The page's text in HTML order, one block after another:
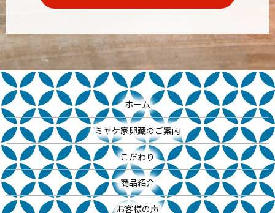
ホーム
ミヤケ家卵藏のご案内
こだわり
商品紹介
お客様の声